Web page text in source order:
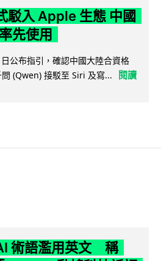
駁入 Apple 生態 中國
先使用
公布指引，確認中國大陸合資格
(Qwen) 接駁至 Siri 及寫...
閱讀
術語濫用英文 稱